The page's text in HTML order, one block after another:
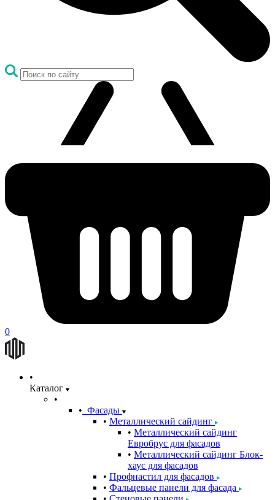
0
Каталог
Фасады
Металлический сайдинг
Металлический сайдинг
Евробрус для фасадов
Металлический сайдинг Блок-
хаус для фасадов
Профнастил для фасадов
Фальцевые панели для фасада